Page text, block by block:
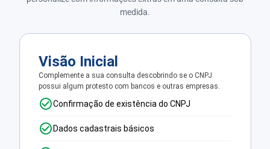
medida.
Visão Inicial
Complemente a sua consulta descobrindo se o CNPJ
possui algum protesto com bancos e outras empresas.
Confirmação de existência do CNPJ
Dados cadastrais básicos